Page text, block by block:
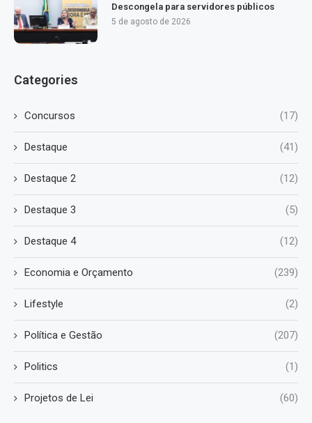
Descongela para servidores públicos
5 de agosto de 2026
Categories
Concursos (17)
Destaque (41)
Destaque 2 (12)
Destaque 3 (5)
Destaque 4 (12)
Economia e Orçamento (239)
Lifestyle (2)
Política e Gestão (207)
Politics (1)
Projetos de Lei (60)